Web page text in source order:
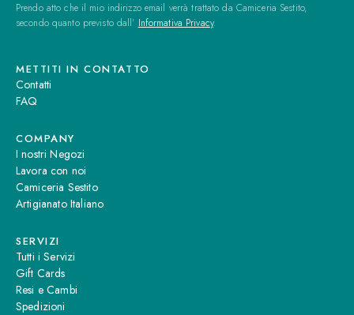
Prendo atto che il mio indirizzo email verrà trattato da Camiceria Sestito,
secondo quanto previsto dall' Informativa Privacy.
METTITI IN CONTATTO
Contatti
FAQ
COMPANY
I nostri Negozi
Lavora con noi
Camiceria Sestito
Artigianato Italiano
SERVIZI
Tutti i Servizi
Gift Cards
Resi e Cambi
Spedizioni